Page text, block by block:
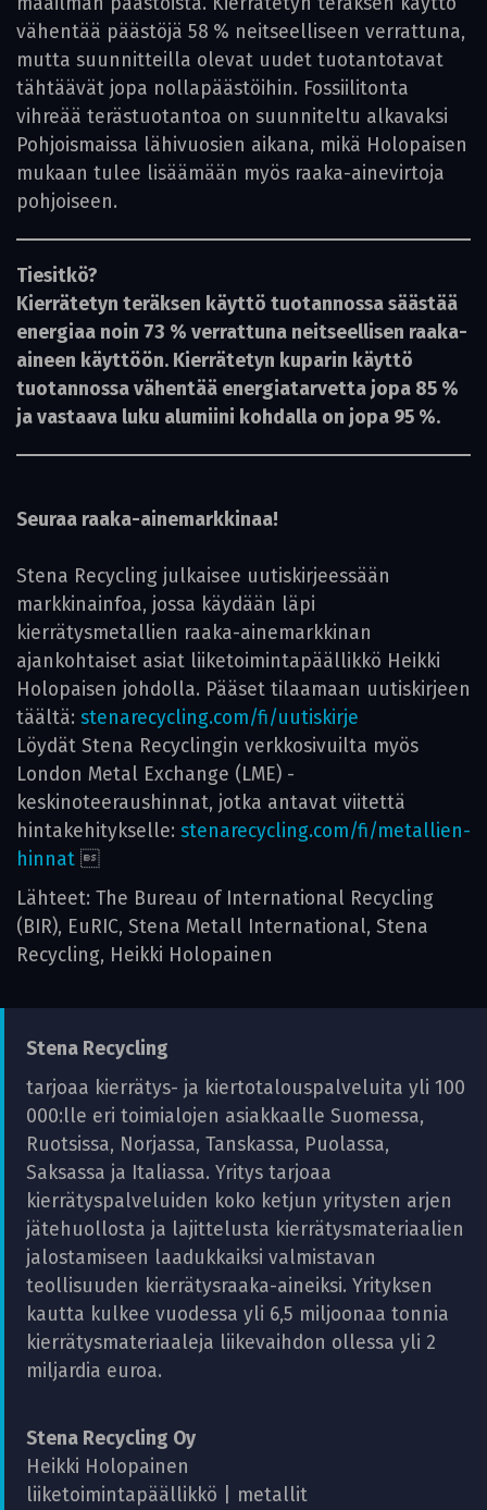
vähentää päästöjä 58 % neitseelliseen verrattuna,
mutta suunnitteilla olevat uudet tuotantotavat
tähtäävät jopa nollapäästöihin. Fossiilitonta
vihreää terästuotantoa on suunniteltu alkavaksi
Pohjoismaissa lähivuosien aikana, mikä Holopaisen
mukaan tulee lisäämään myös raaka-ainevirtoja
pohjoiseen.
Tiesitkö?
Kierrätetyn teräksen käyttö tuotannossa säästää
energiaa noin 73 % verrattuna neitseellisen raaka-
aineen käyttöön. Kierrätetyn kuparin käyttö
tuotannossa vähentää energiatarvetta jopa 85 %
ja vastaava luku alumiini kohdalla on jopa 95 %.
Seuraa raaka-ainemarkkinaa!
Stena Recycling julkaisee uutiskirjeessään
markkinainfoa, jossa käydään läpi
kierrätysmetallien raaka-ainemarkkinan
ajankohtaiset asiat liiketoimintapäällikkö Heikki
Holopaisen johdolla. Pääset tilaamaan uutiskirjeen
täältä: stenarecycling.com/fi/uutiskirje
Löydät Stena Recyclingin verkkosivuilta myös
London Metal Exchange (LME) -
keskinoteeraushinnat, jotka antavat viitettä
hintakehitykselle: stenarecycling.com/fi/metallien-
hinnat 
Lähteet: The Bureau of International Recycling
(BIR), EuRIC, Stena Metall International, Stena
Recycling, Heikki Holopainen
Stena Recycling
tarjoaa kierrätys- ja kiertotalouspalveluita yli 100
000:lle eri toimialojen asiakkaalle Suomessa,
Ruotsissa, Norjassa, Tanskassa, Puolassa,
Saksassa ja Italiassa. Yritys tarjoaa
kierrätyspalveluiden koko ketjun yritysten arjen
jätehuollosta ja lajittelusta kierrätysmateriaalien
jalostamiseen laadukkaiksi valmistavan
teollisuuden kierrätysraaka-aineiksi. Yrityksen
kautta kulkee vuodessa yli 6,5 miljoonaa tonnia
kierrätysmateriaaleja liikevaihdon ollessa yli 2
miljardia euroa.
Stena Recycling Oy
Heikki Holopainen
liiketoimintapäällikkö | metallit